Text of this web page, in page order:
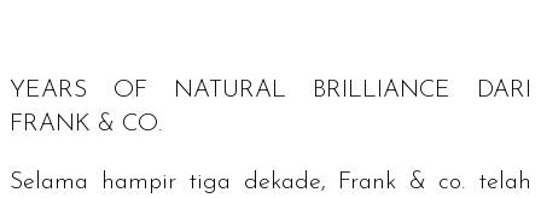
YEARS OF NATURAL BRILLIANCE DARI
FRANK & CO.
Selama hampir tiga dekade, Frank & co. telah